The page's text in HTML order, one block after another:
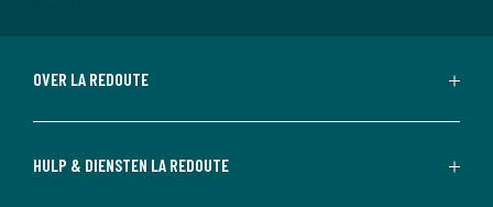
OVER LA REDOUTE
HULP & DIENSTEN LA REDOUTE